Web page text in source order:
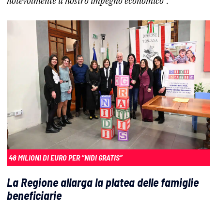
48 MILIONI DI EURO PER “NIDI GRATIS”
La Regione allarga la platea delle famiglie
beneficiarie